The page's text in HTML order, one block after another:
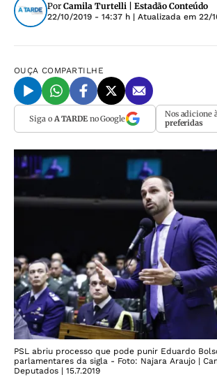
Por Camila Turtelli | Estadão Conteúdo
22/10/2019 - 14:37 h | Atualizada em 22/
OUÇA COMPARTILHE
Siga o A TARDEno Google Nos adicione
preferidas
PSL abriu processo que pode punir Eduardo
parlamentares da sigla - Foto: Najara Araujo |
Deputados | 15.7.2019